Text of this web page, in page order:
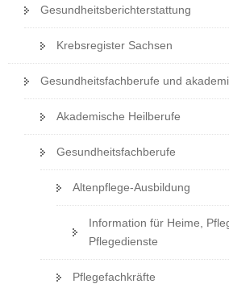
Gesundheitsberichterstattung
Krebsregister Sachsen
Gesundheitsfachberufe und
Akademische Heilberufe
Gesundheitsfachberufe
Altenpflege-Ausbildung
Information für Heime,
Pflegedienste
Pflegefachkräfte